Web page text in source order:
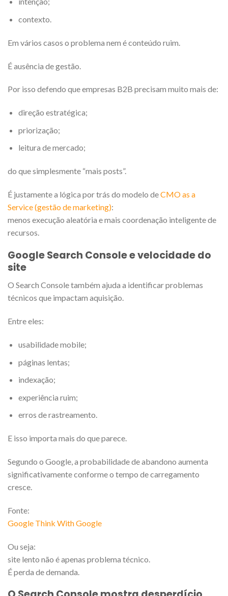
contexto.
Em vários casos o problema nem é conteúdo ruim.
É ausência de gestão.
Por isso defendo que empresas B2B precisam muito mais de:
direção estratégica;
priorização;
leitura de mercado;
do que simplesmente “mais posts”.
É justamente a lógica por trás do modelo deCMO as a
Service (gestão de marketing):
menos execução aleatória e mais coordenação inteligente de
recursos.
Google Search Console e velocidade do
site
O Search Console também ajuda a identificar problemas
técnicos que impactam aquisição.
Entre eles:
usabilidade mobile;
páginas lentas;
indexação;
experiência ruim;
erros de rastreamento.
E isso importa mais do que parece.
Segundo o Google, a probabilidade de abandono aumenta
significativamente conforme o tempo de carregamento
cresce.
Fonte:
Google Think With Google
Ou seja:
site lento não é apenas problema técnico.
É perda de demanda.